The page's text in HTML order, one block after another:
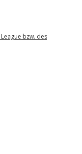
bzw. des